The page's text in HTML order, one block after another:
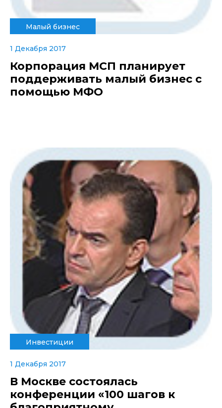
Малый бизнес
1 Декабря 2017
Корпорация МСП планирует
поддерживать малый бизнес с
помощью МФО
Инвестиции
1 Декабря 2017
В Москве состоялась
конференции «100 шагов к